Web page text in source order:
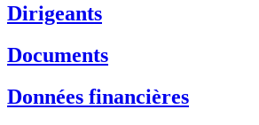
Dirigeants
Documents
Données financières